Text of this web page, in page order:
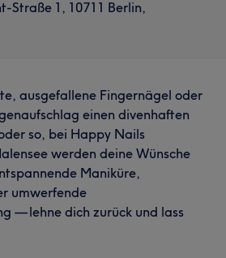
Straße 1, 10711 Berlin,
ausgefallene Fingernägel oder
einen divenhaften
so, bei Happy Nails
werden deine Wünsche
Maniküre,
umwerfende
— lehne dich zurück und lass